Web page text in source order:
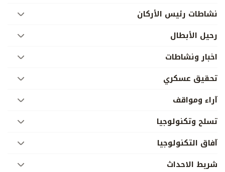
نشاطات رئيس الأركان
رحيل الأبطال
اخبار ونشاطات
تحقيق عسكري
آراء ومواقف
تسلح وتكنولوجيا
آفاق التكنولوجيا
شريط الاحداث